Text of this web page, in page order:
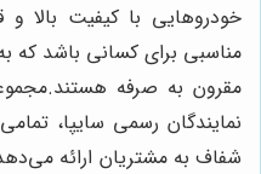
خودروهایی با کیفیت بالا و
مناسبی برای کسانی باشد که
مقرون به صرفه
نمایندگان رسمی سایپا،
شفاف به مشتریان ارائه